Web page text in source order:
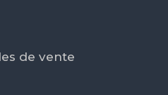
de vente